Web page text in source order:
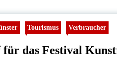
Tourismus Verbraucher
das Festival